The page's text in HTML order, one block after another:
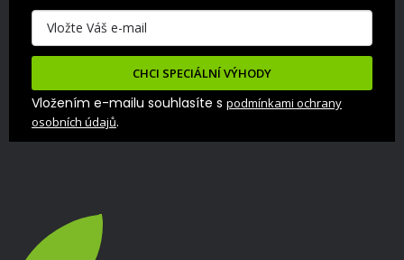
CHCI SPECIÁLNÍ VÝHODY
Vložením e-mailu souhlasíte s podmínkami ochrany
osobních údajů.